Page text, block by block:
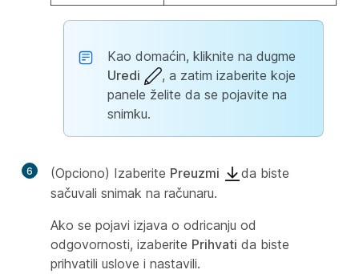
Kao domaćin, kliknite na dugme
Uredi
, a zatim izaberite koje
panele želite da se pojavite na
snimku.
6 (Opciono) Izaberite Preuzmi
da biste
sačuvali snimak na računaru.
Ako se pojavi izjava o odricanju od
odgovornosti, izaberite Prihvati da biste
prihvatili uslove i nastavili.